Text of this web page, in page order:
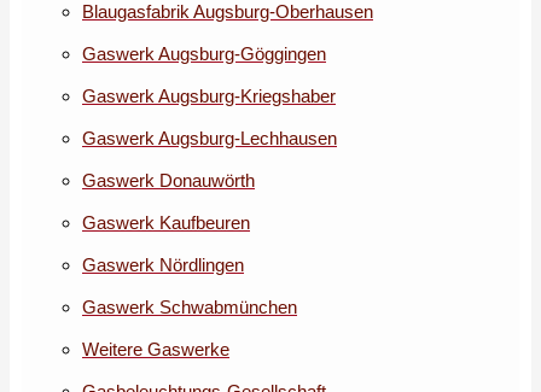
Blaugasfabrik Augsburg-Oberhausen
Gaswerk Augsburg-Göggingen
Gaswerk Augsburg-Kriegshaber
Gaswerk Augsburg-Lechhausen
Gaswerk Donauwörth
Gaswerk Kaufbeuren
Gaswerk Nördlingen
Gaswerk Schwabmünchen
Weitere Gaswerke